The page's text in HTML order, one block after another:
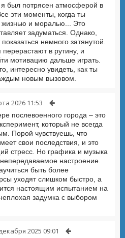
был потрясен атмосферой в
эти моменты, когда ты
и моралью... Это
задуматься. Однако,
немного затянутой.
в рутину, и
мотивацию дальше играть.
интересно увидеть, как ты
новым вызовом.
2026 11:53
послевоенного города – это
который не всегда
Порой чувствуешь, что
свои последствия, и это
стресс. Но графика и музыка
настроение.
быть более
уходят слишком быстро, а
настоящим испытанием на
задумка с выбором
2025 09:01